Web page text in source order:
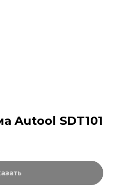
Autool SDT101